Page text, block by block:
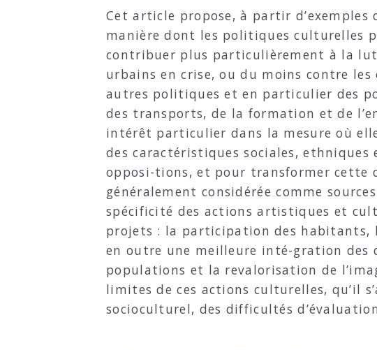
Cet article propose, à partir d’exemples
manière dont les politiques culturelles
contribuer plus particulièrement à la
urbains en crise, ou du moins contre
autres politiques et en particulier des
des transports, de la formation et de
intérêt particulier dans la mesure où
des caractéristiques sociales,
opposi-tions, et pour transformer cette
généralement considérée comme
spécificité des actions artistiques et
projets : la participation des habitants,
en outre une meilleure inté-gration des
populations et la revalorisation de
limites de ces actions culturelles, qu’il
socioculturel, des difficultés